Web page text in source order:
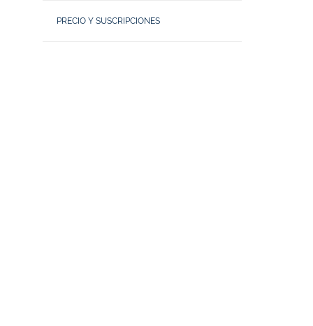
PRECIO Y SUSCRIPCIONES